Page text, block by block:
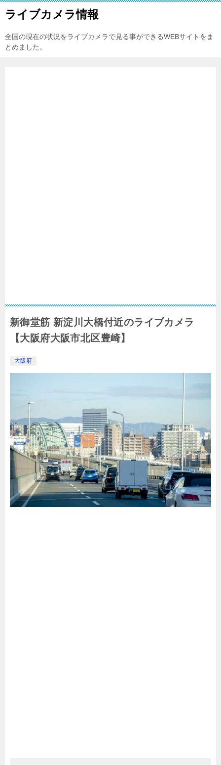
ライブカメラ情報
全国の現在の状況をライブカメラで見る事ができるWEBサイトをま
とめました。
新御堂筋 新淀川大橋付近のライブカメラ
【大阪府大阪市北区豊崎】
大阪府